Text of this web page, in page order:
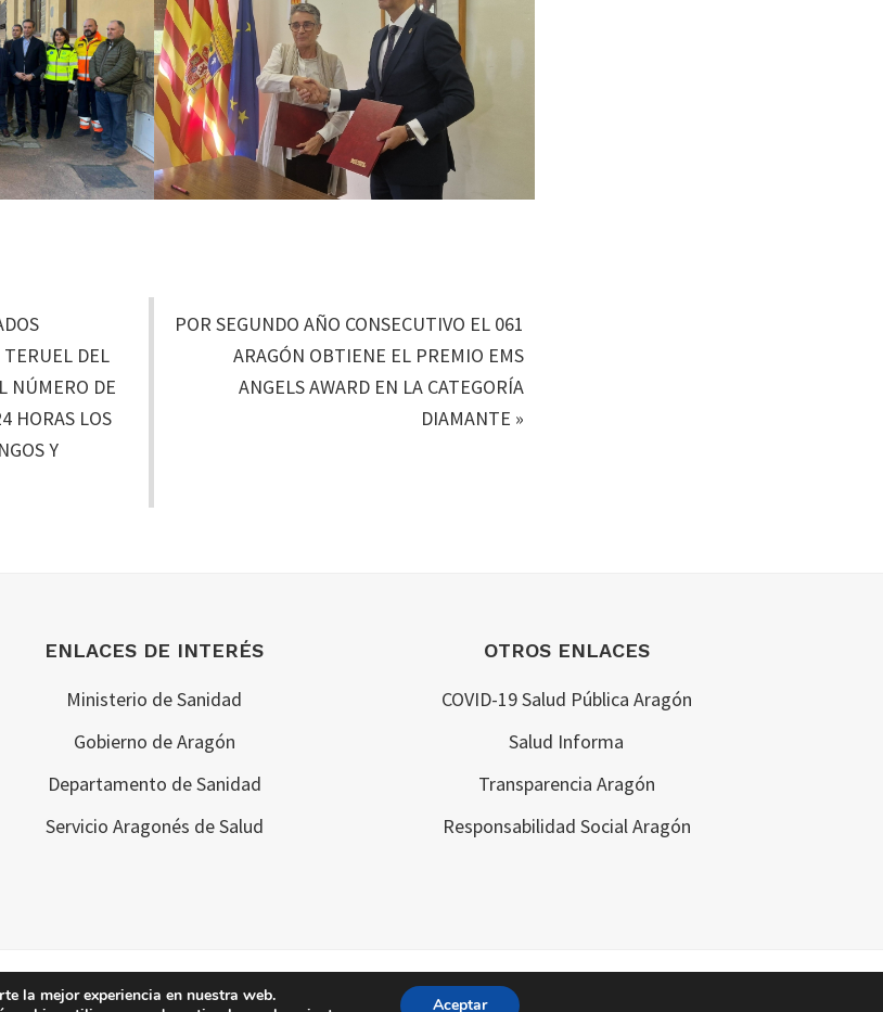
DEL
NÚMERO DE
HORAS LOS
Y
POR SEGUNDO AÑO CONSECUTIVO EL 061
ARAGÓN OBTIENE EL PREMIO EMS
ANGELS AWARD EN LA CATEGORÍA
DIAMANTE »
ENLACES DE INTERÉS
Ministerio de Sanidad
Gobierno de Aragón
Departamento de Sanidad
Servicio Aragonés de Salud
OTROS ENLACES
COVID-19 Salud Pública Aragón
Salud Informa
Transparencia Aragón
Responsabilidad Social Aragón
Copyright © 2026 · 061 Aragón
la mejor experiencia en nuestra web.
Aceptar